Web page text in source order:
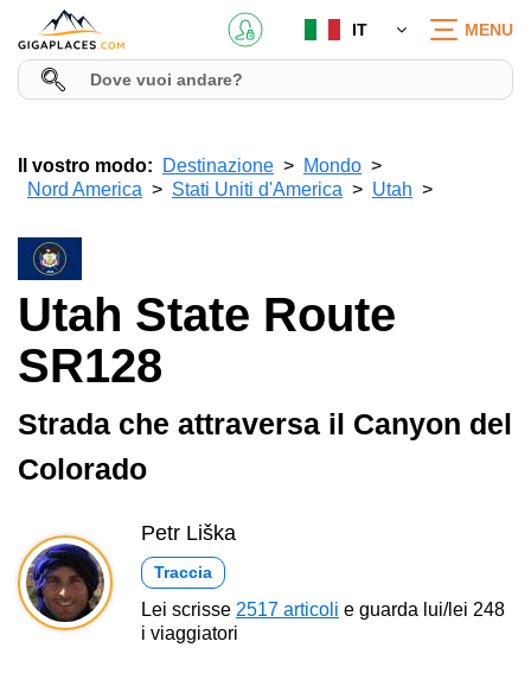
IT MENU
Il vostro modo: Destinazione
Mondo
Nord America
Stati Uniti d'America Utah
Utah State Route
SR128
Strada che attraversa il Canyon del
Colorado
Petr Liška
Traccia
Lei scrisse 2517 articoli e guarda lui/lei 248
i viaggiatori